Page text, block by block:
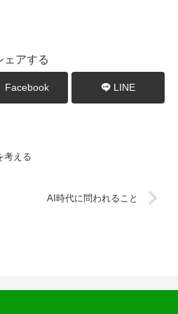
ェアする
Facebook LINE
考える
AI時代に問われること